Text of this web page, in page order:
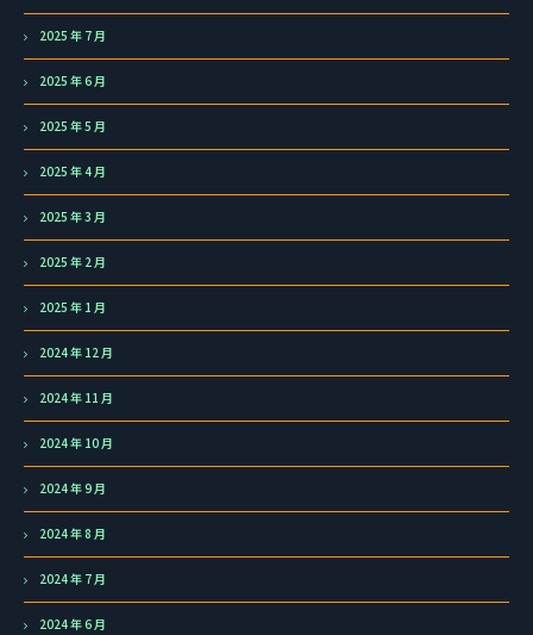
2025 年 7 月
2025 年 6 月
2025 年 5 月
2025 年 4 月
2025 年 3 月
2025 年 2 月
2025 年 1 月
2024 年 12 月
2024 年 11 月
2024 年 10 月
2024 年 9 月
2024 年 8 月
2024 年 7 月
2024 年 6 月